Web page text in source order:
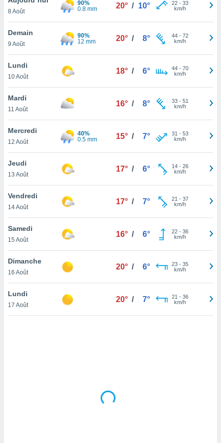
et
»,
au
vous
qu'ils
ou
le
ainsi
un
la
du
en
de
8 Août
90%
0.8 mm
20° / 10° 22- 33
km/h
Demain
9 Août
90%
12 mm
20° / 8° 44- 72
km/h
Lundi
10 Août
18° / 6° 44- 70
km/h
Mardi
11 Août
16° / 8° 33- 51
km/h
Mercredi
12 Août
40%
0.5 mm
15° / 7° 31 - 53
km/h
Jeudi
13 Août
17° / 6° 14- 26
km/h
Vendredi
14 Août
17° / 7° 21 - 37
km/h
Samedi
15 Août
16° / 6° 22- 36
km/h
Dimanche
16 Août
20° / 6° 23- 35
km/h
Lundi
17 Août
20° / 7° 21 - 36
km/h